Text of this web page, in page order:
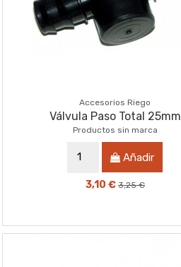
Accesorios Riego
Válvula Paso Total 25mm
Productos sin marca
Añadir
3,10 € 3,25 €